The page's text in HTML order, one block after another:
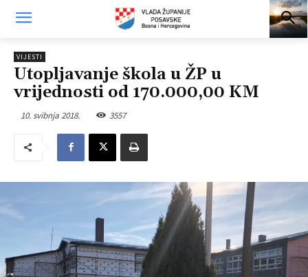
VIJESTI
Utopljavanje škola u ŽP u
vrijednosti od 170.000,00 KM
10. svibnja 2018. 3557